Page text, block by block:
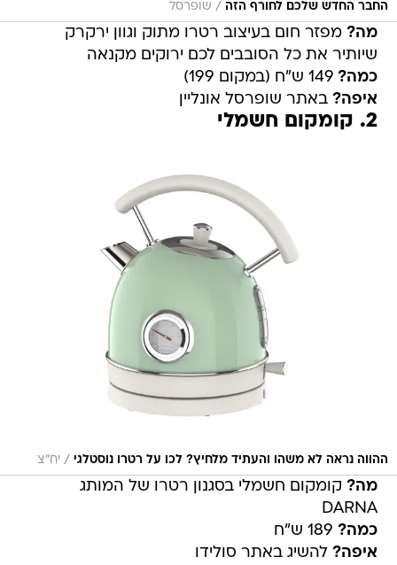
החבר החדש שלכם לחורף הזה / שופרסל
מה? מפזר חום בעיצוב רטרו מתוק וגוון ירקרק
שיותיר את כל הסובבים לכם ירוקים מקנאה
כמה? 149 ש"ח (במקום 199)
איפה? באתר שופרסל אונליין
2. קומקום חשמלי
ההווה נראה לא משהו והעתיד מלחיץ? לכו על רטרו נוסטלגי / יח"צ
מה? קומקום חשמלי בסגנון רטרו של המותג
DARNA
כמה?
איפה? להשיג באתר סולידו